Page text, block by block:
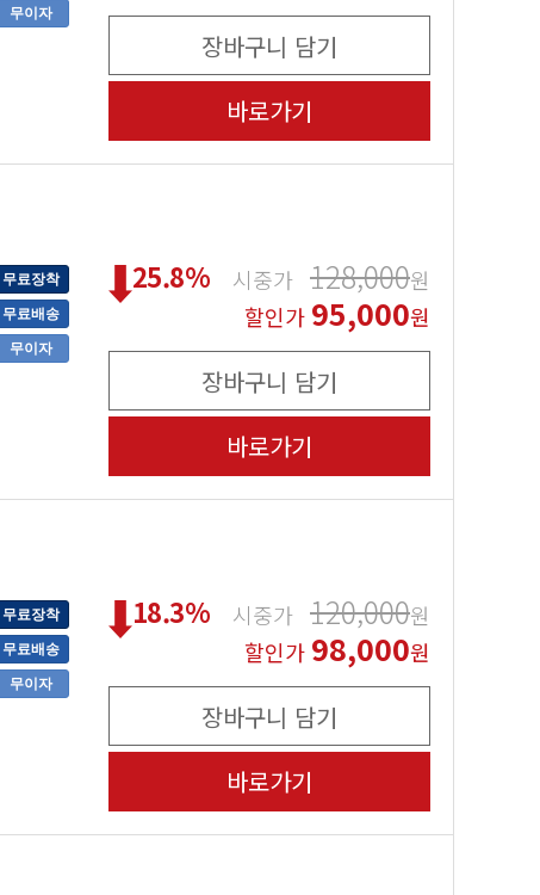
무이자
장바구니 담기
바로가기
무료장착
무료배송
무이자
25.8% 시중가 128,000원
할인가 95,000원
장바구니 담기
바로가기
무료장착
무료배송
무이자
18.3% 시중가 120,000원
할인가 98,000원
장바구니 담기
바로가기